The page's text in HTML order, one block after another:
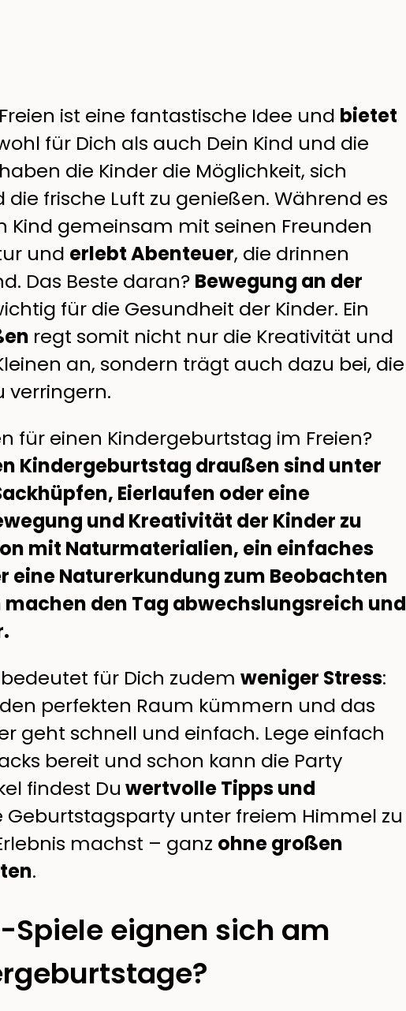
ist eine fantastische Idee und bietet
für Dich als auch Dein Kind und die
die Kinder die Möglichkeit, sich
die frische Luft zu genießen. Während es
Kind gemeinsam mit seinen Freunden
und erlebt Abenteuer, die drinnen
Das Beste daran? Bewegung an der
für die Gesundheit der Kinder. Ein
regt somit nicht nur die Kreativität und
an, sondern trägt auch dazu bei, die
verringern.
für einen Kindergeburtstag im Freien?
Kindergeburtstag draußen sind unter
Eierlaufen oder eine
und Kreativität der Kinder zu
mit Naturmaterialien, ein einfaches
eine Naturerkundung zum Beobachten
den Tag abwechslungsreich und
für Dich zudem weniger Stress:
perfekten Raum kümmern und das
geht schnell und einfach. Lege einfach
bereit und schon kann die Party
findest Du wertvolle Tipps und
Geburtstagsparty unter freiem Himmel zu
machst – ganz ohne großen
.
Spiele eignen sich am